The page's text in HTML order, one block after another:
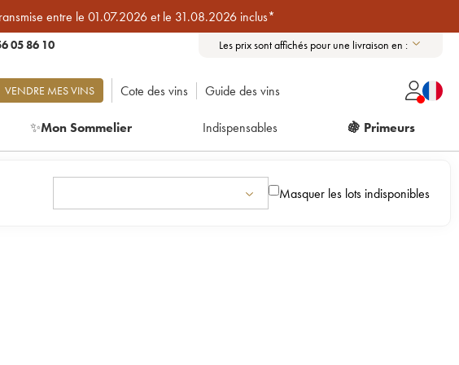
entre le 01.07.2026 et le 31.08.2026 inclus*
05 86 10 Les prix sont affichés pour une livraison en :
VENDRE MES VINS Cote des vins Guide des vins
✨Mon Sommelier Indispensables 🍇 Primeurs
Masquer les lots indisponibles